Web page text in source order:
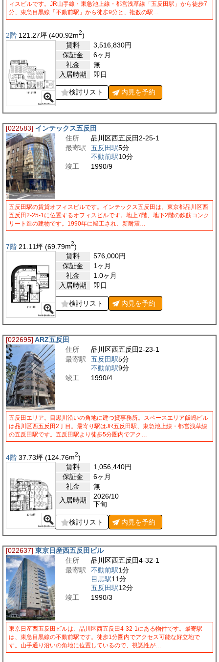
ィスビルです。JR山手線・東急池上線・都営浅草線「五反田駅」から徒歩7
分、東急目黒線「不動前駅」から徒歩9分と、複数の駅…
2階 121.27坪 (400.92m2)
賃料
3,516,830円
保証金
6ヶ月
礼金
無
入居時期
即日
検討リスト 内見を予約
[022583] インテックス五反田
住所
品川区西五反田2-25-1
最寄駅
五反田駅5分
不動前駅10分
竣工
1990/9
五反田駅の賃貸オフィスビルです。インテックス五反田は、東京都品川区西
五反田2-25-1に位置するオフィスビルです。地上7階、地下2階の鉄筋コンク
リート造の建物です。1990年に竣工され、新耐震…
7階 21.11坪 (69.79m2)
賃料
576,000円
保証金
1ヶ月
礼金
1.0ヶ月
入居時期
即日
検討リスト 内見を予約
[022695] ARZ五反田
住所
品川区西五反田2-23-1
最寄駅
五反田駅5分
不動前駅9分
竣工
1990/4
五反田エリア。目黒川沿いの角地に建つ貸事務所。スペースエリア飯嶋ビル
は品川区西五反田2丁目。最寄り駅はJR五反田駅、東急池上線・都営浅草線
の五反田駅です。五反田駅より徒歩5分圏内でアク…
4階 37.73坪 (124.76m2)
賃料
1,056,440円
保証金
6ヶ月
礼金
無
入居時期
2026/10
下旬
検討リスト 内見を予約
[022637] 東京日産西五反田ビル
住所
品川区西五反田4-32-1
最寄駅
不動前駅1分
目黒駅11分
五反田駅12分
竣工
1990/3
東京日産西五反田ビルは、品川区西五反田4-32-1にある物件です。最寄駅
は、東急目黒線の不動前駅です。徒歩1分圏内でアクセス可能な好立地で
す。山手通り沿いの角地に位置しているので、視認性が…